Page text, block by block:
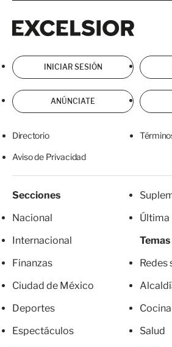
INICIAR SESIÓN
ANÚNCIATE
Directorio
Aviso de Privacidad
Secciones
Nacional
Internacional
Finanzas
Ciudad de México
Deportes
Espectáculos
Última
Redes
Cocina
Salud